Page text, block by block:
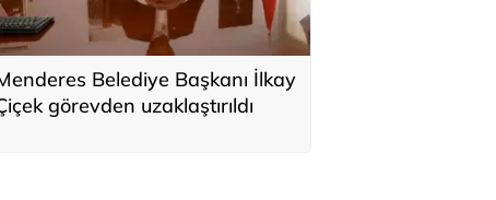
Belediye Başkanı İlkay
görevden uzaklaştırıldı